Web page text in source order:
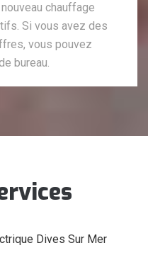
chauffage
Si vous avez des
vous pouvez
bureau.
Dives Sur Mer